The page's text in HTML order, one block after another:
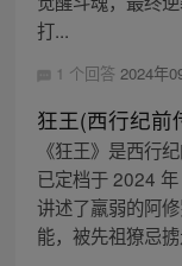
打...
1 个回答 2024年
狂王(西行纪前
《狂王》是西行
已定档于 2024
讲述了羸弱的阿
能，被先祖獠忌